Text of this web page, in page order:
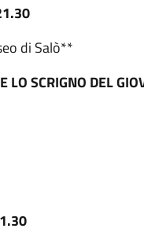
di Salò**
LO SCRIGNO DEL